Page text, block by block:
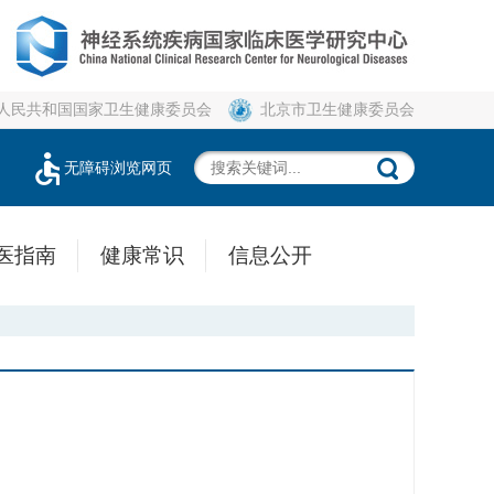
民共和国国家卫生健康委员会 北京市卫生健康委员会
无障碍浏览网页
指南 健康常识 信息公开